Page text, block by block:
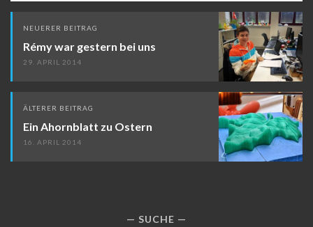
Beitragsnavigation
NEUERER BEITRAG
Rémy war gestern bei uns
29. APRIL 2014
ÄLTERER BEITRAG
Ein Ahornblatt zu Ostern
16. APRIL 2014
SUCHE